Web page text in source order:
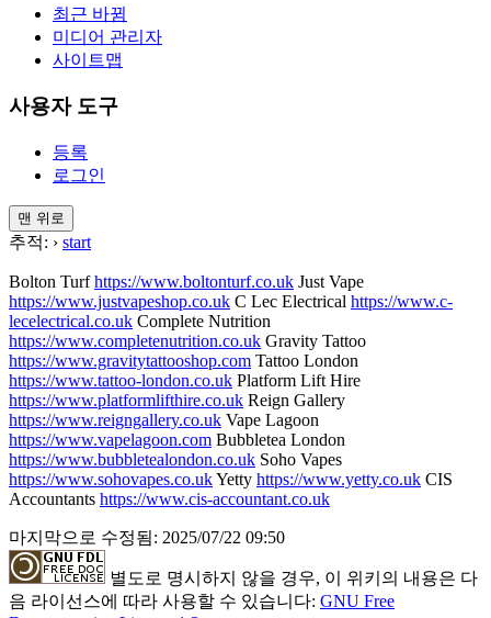
최근 바뀜
미디어 관리자
사이트맵
사용자 도구
등록
로그인
맨 위로
추적: › start
Bolton Turfhttps://www.boltonturf.co.uk Just Vape
https://www.justvapeshop.co.uk C Lec Electrical https://www.c-
lecelectrical.co.uk Complete Nutrition
https://www.completenutrition.co.uk Gravity Tattoo
https://www.gravitytattooshop.com Tattoo London
https://www.tattoo-london.co.uk Platform Lift Hire
https://www.platformlifthire.co.uk Reign Gallery
https://www.reigngallery.co.uk Vape Lagoon
https://www.vapelagoon.com Bubbletea London
https://www.bubbletealondon.co.uk Soho Vapes
https://www.sohovapes.co.ukYetty https://www.yetty.co.uk CIS
Accountants https://www.cis-accountant.co.uk
마지막으로 수정됨: 2025/07/22 09:50
별도로 명시하지 않을 경우, 이 위키의 내용은 다
음 라이선스에 따라 사용할 수 있습니다: GNU Free